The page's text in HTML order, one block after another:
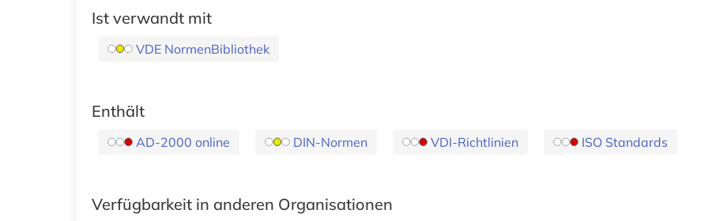
Ist verwandt mit
VDE NormenBibliothek
Enthält
AD-2000 online DIN-Normen VDI-Richtlinien ISO Standards
Verfügbarkeit in anderen Organisationen